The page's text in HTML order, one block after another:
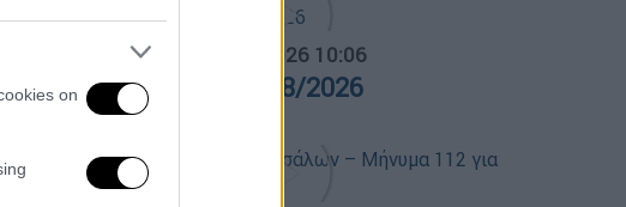
on
Ώρα Ελλάδος... 06.08.2026 10:06
Ώρα Ελλάδος 06/08/2026